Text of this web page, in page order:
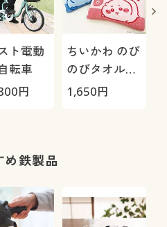
ト電動
転車
円
ちいかわ のび
のびタオル地
枕カバー
1,650円
め鉄製品